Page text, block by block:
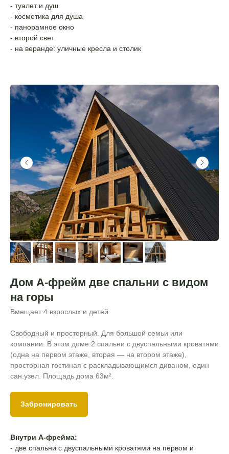
- туалет и душ
- косметика для душа
- панорамное окно
- второй свет
- на веранде: уличные кресла и столик
Дом А-фрейм две спальни с видом
на горы
Вмещает 4 взрослых и детей
Свободный и просторный. Для большой семьи или
компании. В этом доме 2 спальни с двуспальными кроватями
(одна на первом этаже, вторая — на втором этаже),
просторная гостиная с раскладывающимся диваном, один
сан.узел. Площадь дома 63м².
Забронировать
Внутри А-фрейма:
- две спальни с двуспальными кроватями на первом и